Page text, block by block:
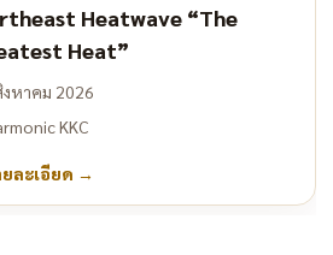
Heatwave “The
Heat”
งหาคม 2026
KKC
ละเอียด →